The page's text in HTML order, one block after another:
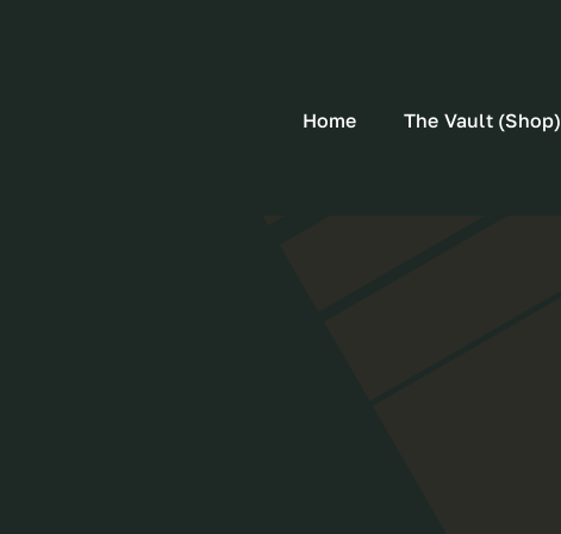
Home The Vault (Shop)